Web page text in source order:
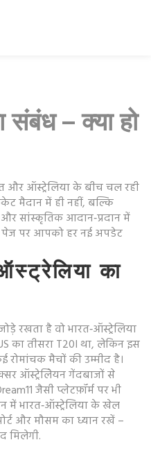
संबंध – क्या हो
और ऑस्ट्रेलिया के बीच चल रही
मैदान में ही नहीं, बल्कि
सांस्कृतिक आदान‑प्रदान में
पर आपको हर नई अपडेट
का
रखता है वो भारत‑ऑस्ट्रेलिया
का तीसरा T20I था, लेकिन इस
रोमांचक मैचों की उम्मीद है।
ऑस्ट्रेलेियन गेंदबाजों से
जैसी प्लेटफ़ॉर्म पर भी
में भारत‑ऑस्ट्रेलिया के खेल
और मौसम का ध्यान रखें –
मिलेगी.